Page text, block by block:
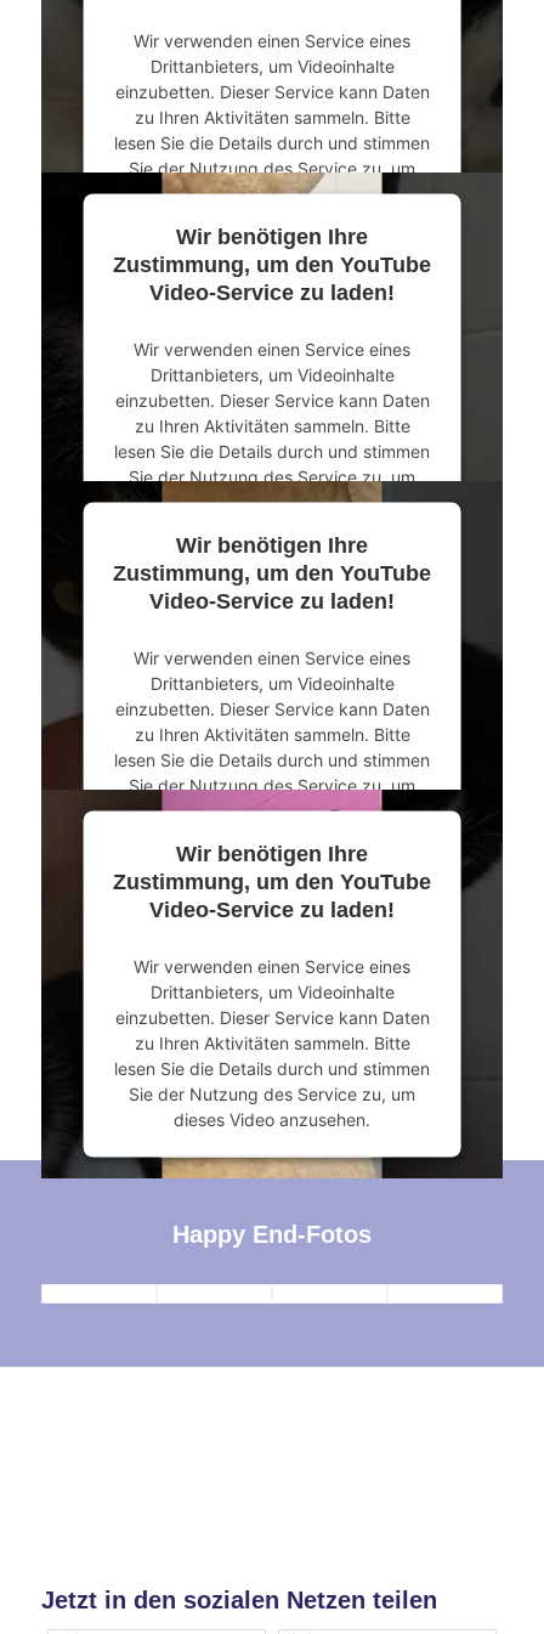
powered byUsercentrics Consent
Management Platform&eRecht24
Wir verwenden einen Service eines
Drittanbieters, um Videoinhalte
einzubetten. Dieser Service kann Daten
zu Ihren Aktivitäten sammeln. Bitte
lesen Sie die Details durch und stimmen
Sie der Nutzung des Service zu, um
dieses Video anzusehen.
Mehr Informationen
powered byUsercentrics Consent
Management Platform&eRecht24
Wir benötigen Ihre
Zustimmung, um den YouTube
Video-Service zu laden!
Wir verwenden einen Service eines
Drittanbieters, um Videoinhalte
einzubetten. Dieser Service kann Daten
zu Ihren Aktivitäten sammeln. Bitte
lesen Sie die Details durch und stimmen
Sie der Nutzung des Service zu, um
dieses Video anzusehen.
Mehr Informationen
powered byUsercentrics Consent
Management Platform&eRecht24
Wir benötigen Ihre
Zustimmung, um den YouTube
Video-Service zu laden!
Wir verwenden einen Service eines
Drittanbieters, um Videoinhalte
einzubetten. Dieser Service kann Daten
zu Ihren Aktivitäten sammeln. Bitte
lesen Sie die Details durch und stimmen
Sie der Nutzung des Service zu, um
dieses Video anzusehen.
Mehr Informationen
powered byUsercentrics Consent
Management Platform&eRecht24
Wir benötigen Ihre
Zustimmung, um den YouTube
Video-Service zu laden!
Wir verwenden einen Service eines
Drittanbieters, um Videoinhalte
einzubetten. Dieser Service kann Daten
zu Ihren Aktivitäten sammeln. Bitte
lesen Sie die Details durch und stimmen
Sie der Nutzung des Service zu, um
dieses Video anzusehen.
Mehr Informationen
Akzeptieren
powered byUsercentrics Consent
Happy End-Fotos
Jetzt in den sozialen Netzen teilen